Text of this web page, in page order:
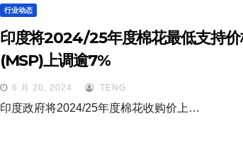
行业动态
印度将2024/25年度棉花最低支持价
(MSP)上调逾7%
6 月 20, 2024 TENG
印度政府将2024/25年度棉花收购价上…